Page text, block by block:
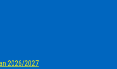
2026/2027